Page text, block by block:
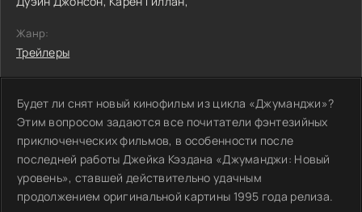
Жанр:
Трейлеры
Будет ли снят новый кинофильм из цикла «Джуманджи»?
Этим вопросом задаются все почитатели фэнтезийных
приключенческих фильмов, в особенности после
последней работы Джейка Кэздана «Джуманджи: Новый
уровень», ставшей действительно удачным
продолжением оригинальной картины 1995 года релиза.